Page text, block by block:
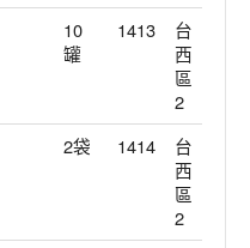
10
罐
1413
台
西
區
2
2袋 1414
台
西
區
2